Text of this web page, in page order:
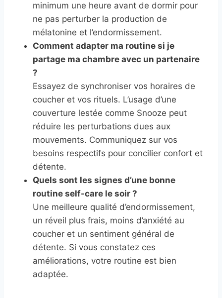
minimum une heure avant de dormir pour
ne pas perturber la production de
mélatonine et l’endormissement.
Comment adapter ma routine si je
partage ma chambre avec un partenaire
?
Essayez de synchroniser vos horaires de
coucher et vos rituels. L’usage d’une
couverture lestée comme Snooze peut
réduire les perturbations dues aux
mouvements. Communiquez sur vos
besoins respectifs pour concilier confort et
détente.
Quels sont les signes d’une bonne
routine self-care le soir ?
Une meilleure qualité d’endormissement,
un réveil plus frais, moins d’anxiété au
coucher et un sentiment général de
détente. Si vous constatez ces
améliorations, votre routine est bien
adaptée.